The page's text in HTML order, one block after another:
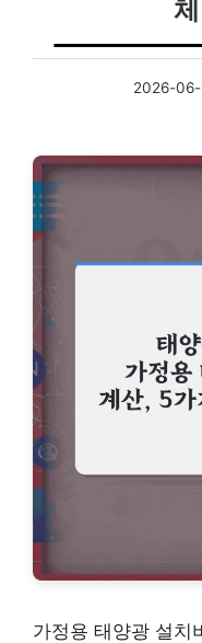
2026-06-
가정용 태양광 설치